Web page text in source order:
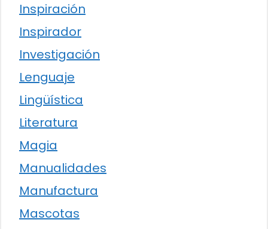
Inspiración
Inspirador
Investigación
Lenguaje
Lingüística
Literatura
Magia
Manualidades
Manufactura
Mascotas